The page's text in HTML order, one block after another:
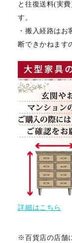
と往復送料(実
す。
・搬入経路はお
断できかねます
詳細はこちら
※百貨店の店舗